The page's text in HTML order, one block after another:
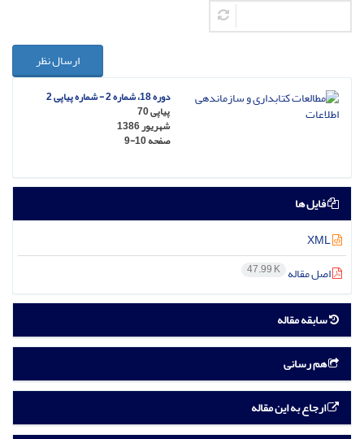
ارسال نظر
دوره 18، شماره 2 - شماره پیاپی 2
پیاپی 70
شهریور 1386
صفحه9-10
فایل ها
اصل مقاله 47.99 K
سابقه مقاله
هم رسانی
ارجاع به این مقاله